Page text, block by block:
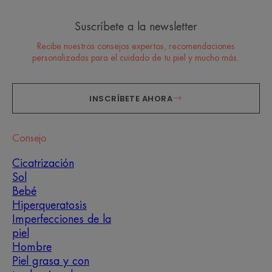
Suscríbete a la newsletter
Recibe nuestros consejos expertos, recomendaciones
personalizadas para el cuidado de tu piel y mucho más.
INSCRÍBETE AHORA
Consejo
Cicatrización
Sol
Bebé
Hiperqueratosis
Imperfecciones de la
piel
Hombre
Piel grasa y con